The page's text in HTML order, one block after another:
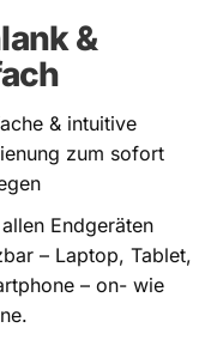
&
& intuitive
zum sofort
Endgeräten
– Laptop, Tablet,
– on- wie